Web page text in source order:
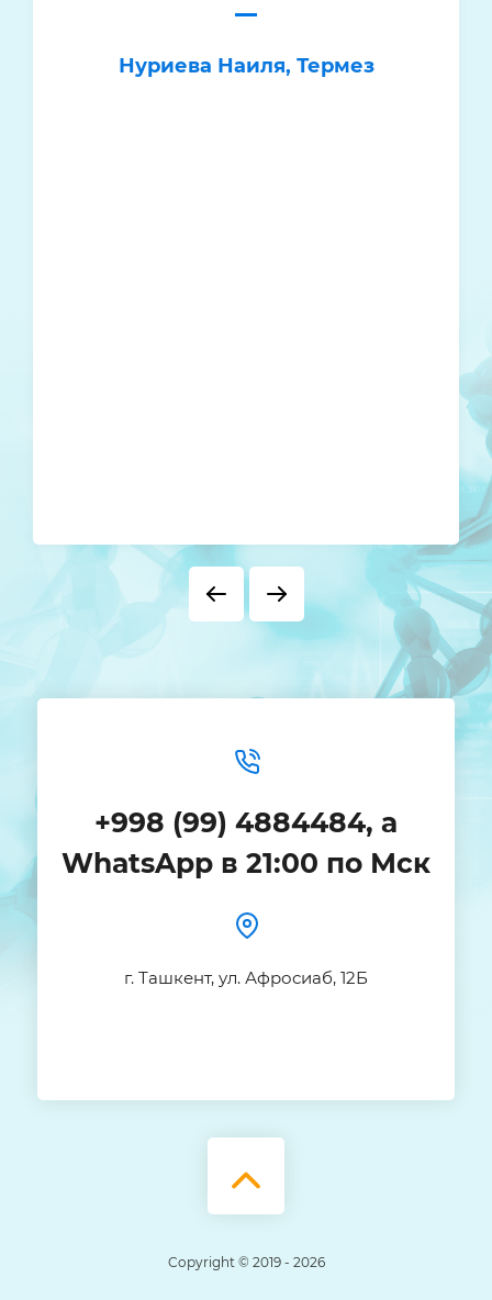
Нуриева Наиля, Термез
+998 (99) 4884484, а
WhatsApp в 21:00 по Мск
г. Ташкент, ул. Афросиаб, 12Б
Copyright © 2019 - 2026